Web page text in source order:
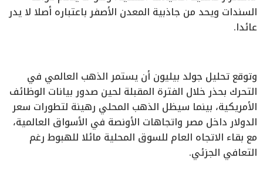
السندات ويحد من جاذبية المعدن الأصفر باعتباره أصلا لا يدر
عائدا.
وتوقع تحليل جولد بيليون أن يستمر الذهب العالمي في
التحرك بحذر خلال الفترة المقبلة لحين صدور بيانات الوظائف
الأمريكية، بينما سيظل الذهب المحلي رهينة لتطورات سعر
الدولار داخل مصر واتجاهات الأونصة في الأسواق العالمية،
مع بقاء الاتجاه العام للسوق المحلية مائلا للهبوط رغم
التعافي الجزئي.